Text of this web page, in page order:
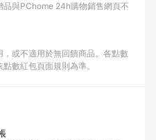
與PChome 24h購物銷售網頁不
或不適用於無回饋商品。各點數
數紅包頁面規則為準。